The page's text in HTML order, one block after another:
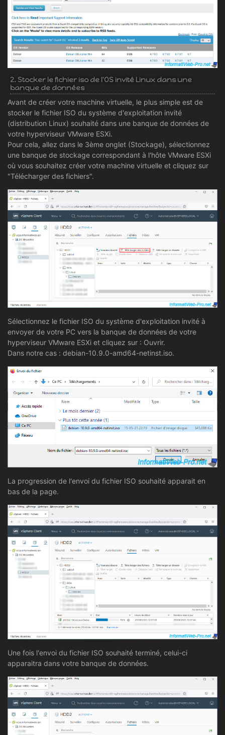
2. Stocker le fichier iso de l'OS invité Linux dans une
banque de données
Avant de créer votre machine virtuelle, le plus simple est de
stocker le fichier ISO du système d'exploitation invité
(distribution Linux) souhaité dans une banque de données de
votre hyperviseur VMware ESXi.
Pour cela, allez dans le 3ème onglet (Stockage), sélectionnez
une banque de stockage correspondant à l'hôte VMware ESXi
où vous souhaitez créer votre machine virtuelle et cliquez sur
"Télécharger des fichiers".
Sélectionnez le fichier ISO du système d'exploitation invité à
envoyer de votre PC vers la banque de données de votre
hyperviseur VMware ESXi et cliquez sur : Ouvrir.
Dans notre cas : debian-10.9.0-amd64-netinst.iso.
La progression de l'envoi du fichier ISO souhaité apparait en
bas de la page.
Une fois l'envoi du fichier ISO souhaité terminé, celui-ci
apparaitra dans votre banque de données.